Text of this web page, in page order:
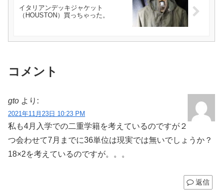
イタリアンデッキジャケット
（HOUSTON）買っちゃった。
コメント
gto より:
2021年11月23日 10:23 PM
私も4月入学での二重学籍を考えているのですが２
つ会わせて7月までに36単位は現実では無いでしょうか？
18×2を考えているのですが。。。
返信